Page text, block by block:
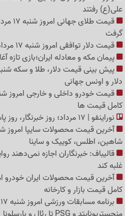
علی(ع) رفتند
گرفت
قیمت دلار توافقی امروز شنبه 17 مرداد 1405
پیمان مکه و معادله ایران؛بازی تازه
دلار و اونس جهانی
کامل قیمت ها
نوراینفو | 17 مرداد؛ روز خبرنگار، روز پاسداران حقیقت و آگاهی
شاهین، اطلس، کوییک و ساینا
قالیباف: خبرنگاران اجازه نمی‌دهند
غلبه کند
کامل قیمت بازار و کارخانه